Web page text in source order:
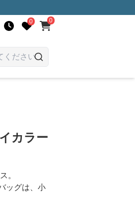
0 0
カラー
。
ッグは、小